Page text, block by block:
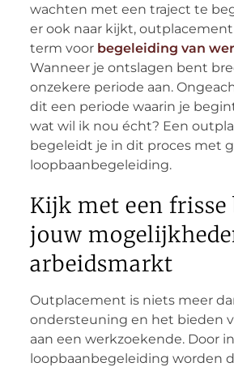
wachten met een traject te
er ook naar kijkt,
term voor begeleiding van
Wanneer je ontslagen bent
onzekere periode aan.
dit een periode waarin je
wat wil ik nou écht? Een
begeleidt je in dit proces met
loopbaanbegeleiding.
Kijk met een
jouw
arbeidsmarkt
Outplacement is niets meer
ondersteuning en het bieden
aan een werkzoekende. Door
loopbaanbegeleiding worden